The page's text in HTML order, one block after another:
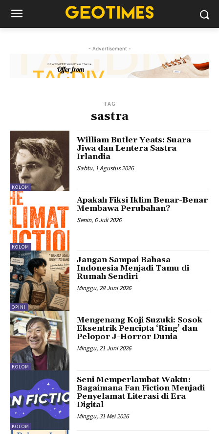
- Advertisement -
TAG
sastra
KOLOM
William Butler Yeats: Suara
Jiwa dan Lentera Sastra
Irlandia
Sabtu, 1 Agustus 2026
KOLOM
Apakah Fiksi Iklim Benar-Benar
Membawa Perubahan?
Senin, 6 Juli 2026
OPINI
Jangan Sampai Bahasa
Indonesia Menjadi Tamu di
Rumah Sendiri
Minggu, 28 Juni 2026
KOLOM
Mengenang Koji Suzuki: Sosok
Eksentrik Pencipta ‘Ring’ dan
Pelopor J-Horror Dunia
Minggu, 21 Juni 2026
KOLOM
Seni Memperlambat Waktu:
Bagaimana Fan Fiction Menjadi
Penyelamat Literasi di Era
Digital
Minggu, 31 Mei 2026